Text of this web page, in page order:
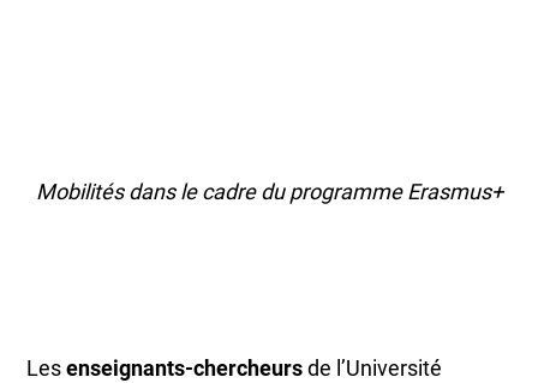
Mobilités dans le cadre du programme Erasmus+
Lesenseignants-chercheursde l’Université